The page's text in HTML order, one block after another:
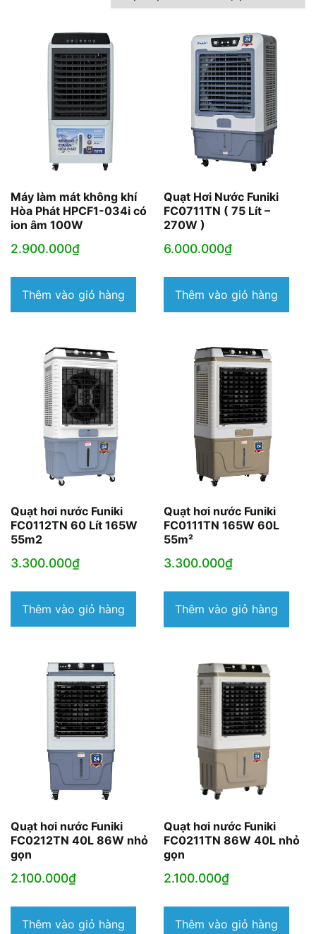
theo
Máy làm mát không khí
Hòa Phát HPCF1-034i có
ion âm 100W
2.900.000₫
Thêm vào giỏ hàng
Quạt Hơi Nước Funiki
FC0711TN ( 75 Lít –
270W )
6.000.000₫
Thêm vào giỏ hàng
Quạt hơi nước Funiki
FC0112TN 60 Lít 165W
55m2
3.300.000₫
Thêm vào giỏ hàng
Quạt hơi nước Funiki
FC0111TN 165W 60L
55m²
3.300.000₫
Thêm vào giỏ hàng
Quạt hơi nước Funiki
FC0212TN 40L 86W nhỏ
gọn
2.100.000₫
Thêm vào giỏ hàng
Quạt hơi nước Funiki
FC0211TN 86W 40L nhỏ
gọn
2.100.000₫
Thêm vào giỏ hàng